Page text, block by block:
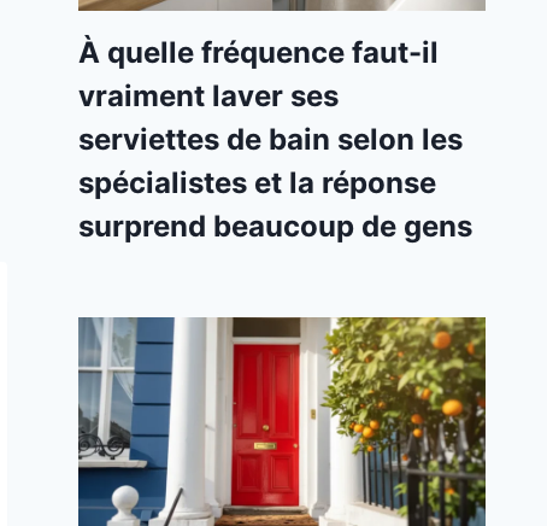
À quelle fréquence faut-il
vraiment laver ses
serviettes de bain selon les
spécialistes et la réponse
surprend beaucoup de gens